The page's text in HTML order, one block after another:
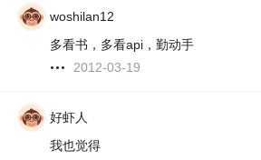
woshilan12
多看书，多看api，勤动手
2012-03-19
好虾人
我也觉得